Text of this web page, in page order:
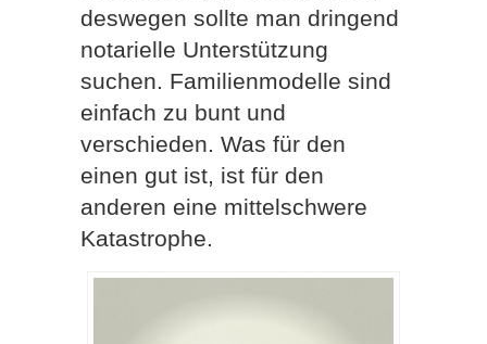
deswegen sollte man dringend
notarielle Unterstützung
suchen. Familienmodelle sind
einfach zu bunt und
verschieden. Was für den
einen gut ist, ist für den
anderen eine mittelschwere
Katastrophe.